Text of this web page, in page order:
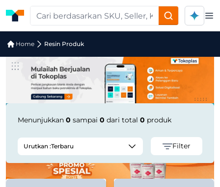
Home Resin Produk
Pencarian Produk "ULTRAFORM®
Menunjukkan 0 sampai 0 dari total 0 produk
Urutkan :Terbaru Filter